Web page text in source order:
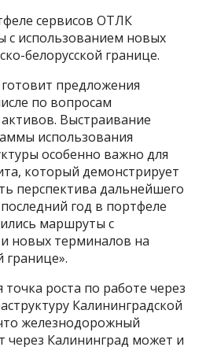
сервисов ОТЛК
с использованием новых
белорусской границе.
предложения
по вопросам
Выстраивание
использования
особенно важно для
который демонстрирует
перспектива дальнейшего
год в портфеле
маршруты с
новых терминалов на
границе».
роста по работе через
Калининградской
железнодорожный
через Калининград может и